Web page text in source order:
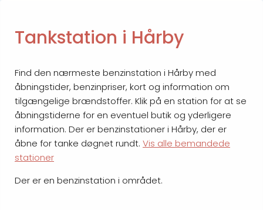
Tankstation i Hårby
Find den nærmeste benzinstation i Hårby med
åbningstider, benzinpriser, kort og information om
tilgængelige brændstoffer. Klik på en station for at se
åbningstiderne for en eventuel butik og yderligere
information. Der er benzinstationer i Hårby, der er
åbne for tanke døgnet rundt. Vis alle bemandede
stationer
Der er en benzinstation i området.